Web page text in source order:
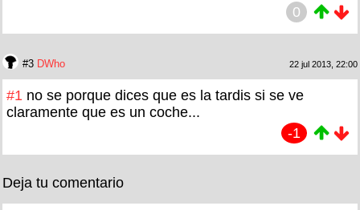
0
#3 DWho 22 jul 2013, 22:00
#1 no se porque dices que es la tardis si se ve
claramente que es un coche...
-1
Deja tu comentario